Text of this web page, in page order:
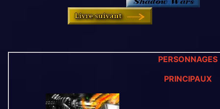
PERSONNAGES
PRINCIPAUX